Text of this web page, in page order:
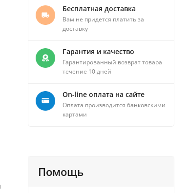
Бесплатная доставка
Вам не придется платить за
доставку
Гарантия и качество
Гарантированный возврат товара
течение 10 дней
On-line оплата на сайте
Оплата производится банковскими
картами
Помощь